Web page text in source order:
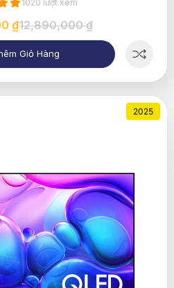
1020 lượt xem
₫12,890,000 ₫
Giỏ Hàng
2025